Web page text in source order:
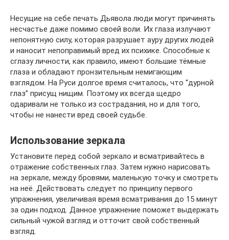
Несущие на себе печать Дьявола люди могут причинять
несчастье даже помимо своей воли. Их глаза излучают
непонятную силу, которая разрушает ауру других людей
и наносит непоправимый вред их психике. Способные к
сглазу личности, как правило, имеют большие тёмные
глаза и обладают пронзительным немигающим
взглядом. На Руси долгое время считалось, что “дурной
глаз” присущ нищим. Поэтому их всегда щедро
одаривали не только из сострадания, но и для того,
чтобы не нанести вред своей судьбе.
Использование зеркала
Установите перед собой зеркало и всматривайтесь в
отражение собственных глаз. Затем нужно нарисовать
на зеркале, между бровями, маленькую точку и смотреть
на неё. Действовать следует по принципу первого
упражнения, увеличивая время всматривания до 15 минут
за один подход. Данное упражнение поможет выдержать
сильный чужой взгляд и отточит свой собственный
взгляд.